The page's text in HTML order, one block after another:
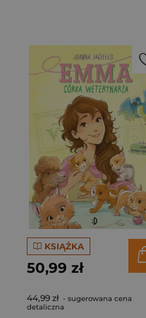
KSIĄŻKA
50,99 zł
44,99 zł - sugerowana cena
detaliczna